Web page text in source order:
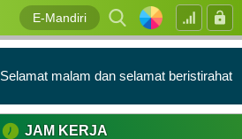
E-Mandiri
Selamat malam dan selamat beristirahat
JAM KERJA